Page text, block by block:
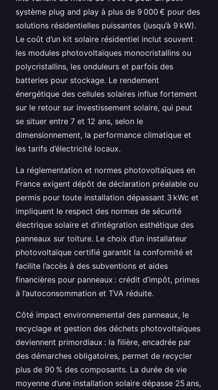
système plug and play à plus de 9 000 € pour des
solutions résidentielles puissantes (jusqu’à 9 kW).
Le coût d’un kit solaire résidentiel inclut souvent
les modules photovoltaïques monocristallins ou
polycristallins, les onduleurs et parfois des
batteries pour stockage. Le rendement
énergétique des cellules solaires influe fortement
sur le retour sur investissement solaire, qui peut
se situer entre 7 et 12 ans, selon le
dimensionnement, la performance climatique et
les tarifs d’électricité locaux.
La réglementation et normes photovoltaïques en
France exigent dépôt de déclaration préalable ou
permis pour toute installation dépassant 3 kWc et
impliquent le respect des normes de sécurité
électrique solaire et d’intégration esthétique des
panneaux sur toiture. Le choix d’un installateur
photovoltaïque certifié garantit la conformité et
facilite l’accès à des subventions et aides
financières pour panneaux : crédit d’impôt, primes
à l’autoconsommation et TVA réduite.
Côté impact environnemental des panneaux, le
recyclage et gestion des déchets photovoltaïques
deviennent primordiaux : la filière, encadrée par
des démarches obligatoires, permet de recycler
plus de 90 % des composants. La durée de vie
moyenne d’une installation solaire dépasse 25 ans,